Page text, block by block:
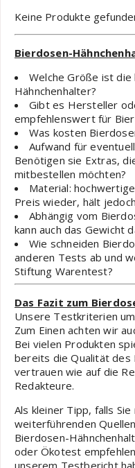
Keine Produkte
Bierdosen-
Welche Größe ist
Hähnchenhalter?
Gibt es Hersteller
empfehlenswert für
Was kosten
Aufwand für
Benötigen sie Extras,
mitbestellen möchten?
Material:
Preis wieder, hält
Abhängig vom
kann auch das Gewicht
Wie schneiden
anderen Tests ab und
Stiftung Warentest?
Das Fazit zum
Unsere Testkriterien
Zum Einen achten wir
Bei vielen Produkten
bereits die Qualität des
vertrauen wie auf die
Redakteure.
Als kleiner Tipp, falls Sie
weiterführenden
Bierdosen-
oder Ökotest
unserem Testbericht